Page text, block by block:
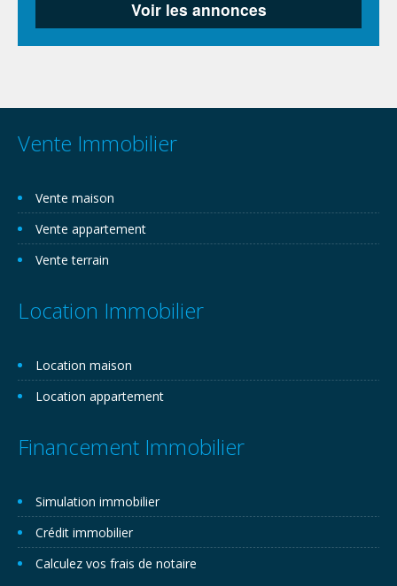
Vente Immobilier
Vente maison
Vente appartement
Vente terrain
Location Immobilier
Location maison
Location appartement
Financement Immobilier
Simulation immobilier
Crédit immobilier
Calculez vos frais de notaire